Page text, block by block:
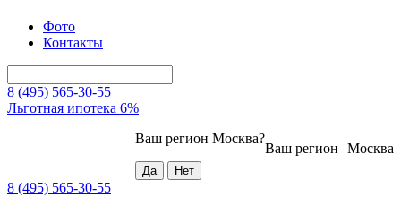
Фото
Контакты
8 (495) 565-30-55
Льготная ипотека 6%
Москва
Ваш регион
Ваш регион Москва?
8 (495) 565-30-55